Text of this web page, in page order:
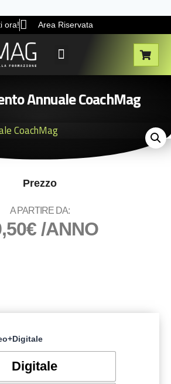
ora! Area Riservata
Annuale CoachMag
Prezzo
A PARTIRE DA:
€ /ANNO
Digitale